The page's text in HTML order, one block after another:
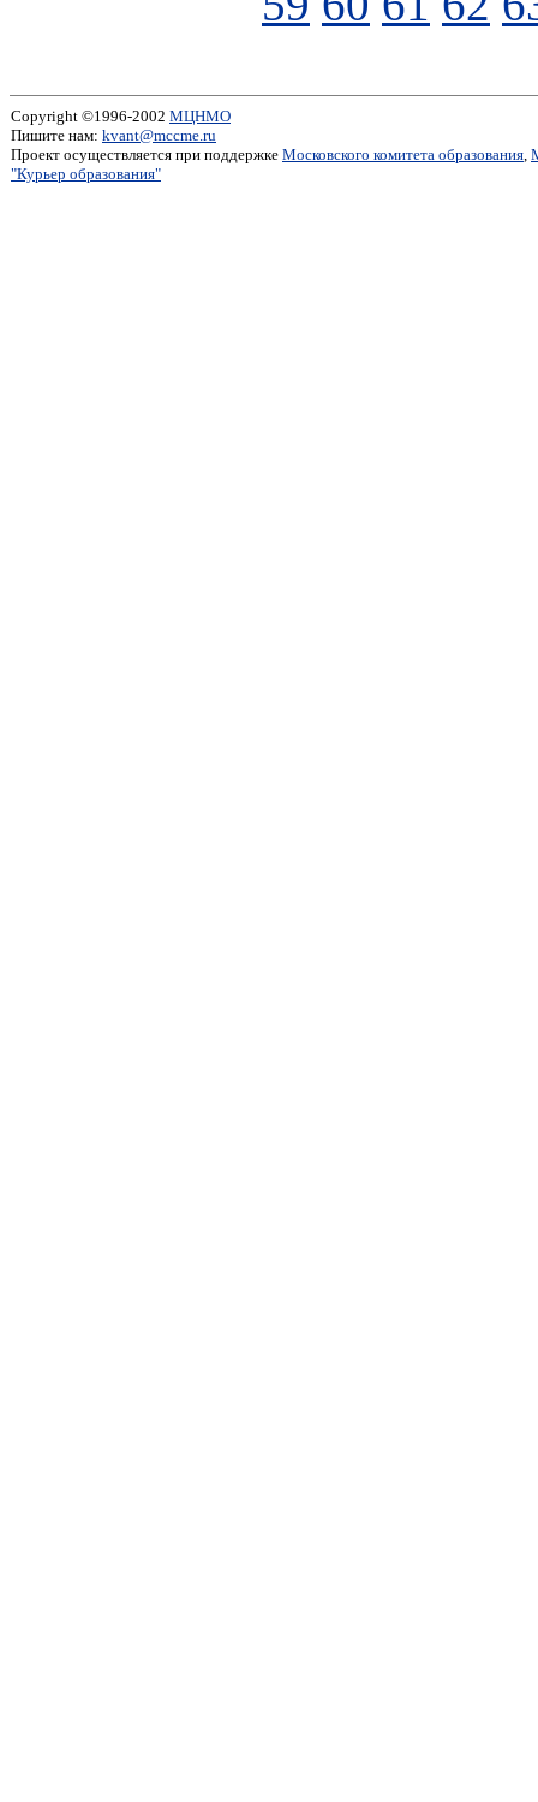
Copyright ©1996-2002 МЦНМО
Пишите нам: kvant@mccme.ru
Проект осуществляется при поддержке Московского комитета образования,
"Курьер образования"